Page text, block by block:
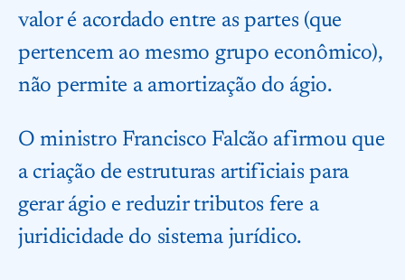
valor é acordado entre as partes (que
pertencem ao mesmo grupo econômico),
não permite a amortização do ágio.
O ministro Francisco Falcão afirmou que
a criação de estruturas artificiais para
gerar ágio e reduzir tributos fere a
juridicidade do sistema jurídico.